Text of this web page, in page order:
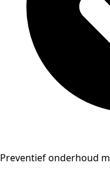
Preventief onderhoud